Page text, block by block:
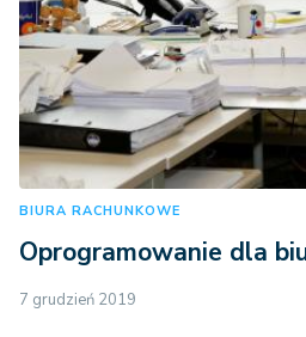
BIURA RACHUNKOWE
Oprogramowanie dla
7 grudzień 2019